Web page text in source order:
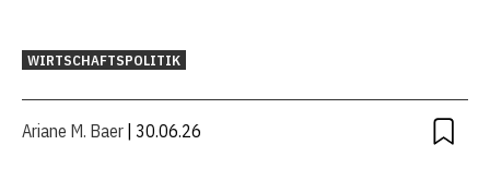
WIRTSCHAFTSPOLITIK
Ariane M. Baer | 30.06.26